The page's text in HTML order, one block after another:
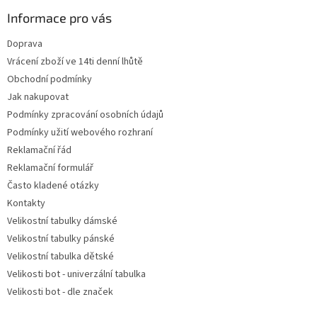
Informace pro vás
Doprava
Vrácení zboží ve 14ti denní lhůtě
Obchodní podmínky
Jak nakupovat
Podmínky zpracování osobních údajů
Podmínky užití webového rozhraní
Reklamační řád
Reklamační formulář
Často kladené otázky
Kontakty
Velikostní tabulky dámské
Velikostní tabulky pánské
Velikostní tabulka dětské
Velikosti bot - univerzální tabulka
Velikosti bot - dle značek